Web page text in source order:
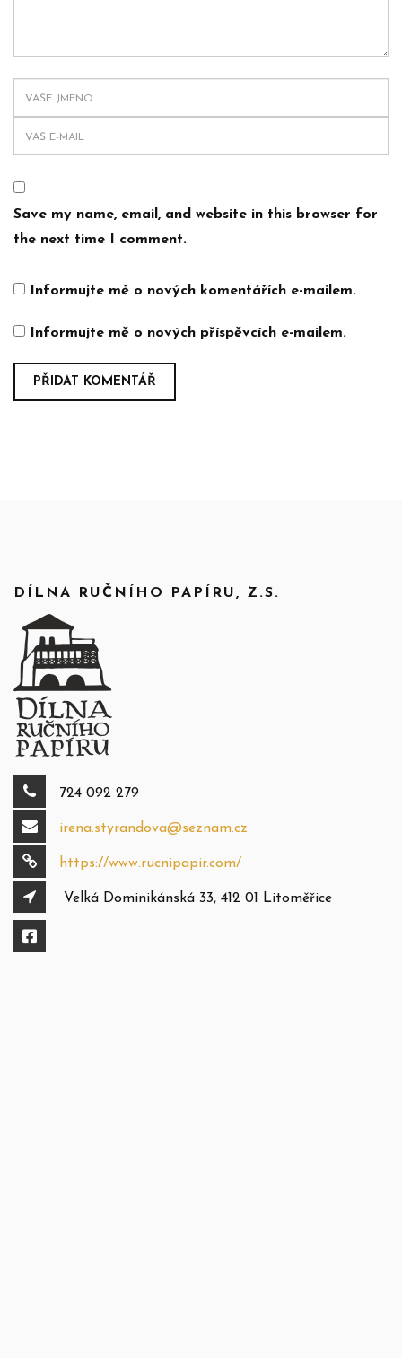
Save my name, email, and website in this browser for
the next time I comment.
Informujte mě o nových komentářích e-mailem.
Informujte mě o nových příspěvcích e-mailem.
DÍLNA RUČNÍHO PAPÍRU, Z.S.
724 092 279
irena.styrandova@seznam.cz
https://www.rucnipapir.com/
Velká Dominikánská 33, 412 01 Litoměřice